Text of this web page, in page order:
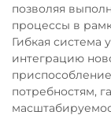
позволяя
процессы в
Гибкая система
интеграцию
потребностям,